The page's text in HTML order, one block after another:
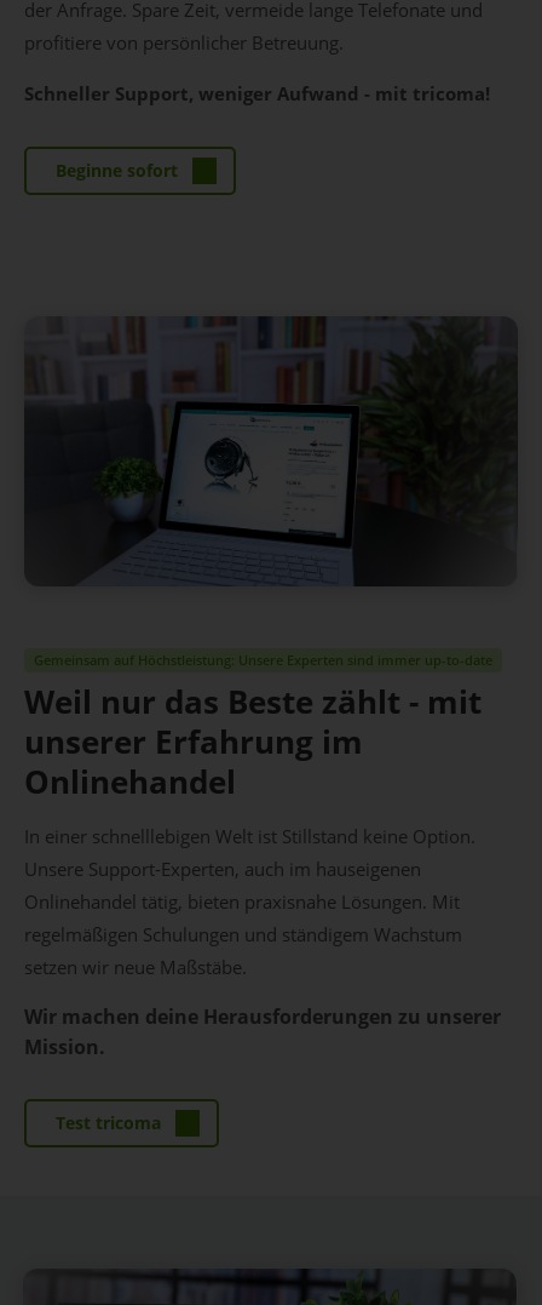
der Anfrage. Spare Zeit, vermeide lange Telefonate und
profitiere von persönlicher Betreuung.
Schneller Support, weniger Aufwand - mit tricoma!
Beginne sofort
Gemeinsam auf Höchstleistung: Unsere Experten sind immer up-to-date
Weil nur das Beste zählt - mit
unserer Erfahrung im
Onlinehandel
In einer schnelllebigen Welt ist Stillstand keine Option.
Unsere Support-Experten, auch im hauseigenen
Onlinehandel tätig, bieten praxisnahe Lösungen. Mit
regelmäßigen Schulungen und ständigem Wachstum
setzen wir neue Maßstäbe.
Wir machen deine Herausforderungen zu unserer
Mission.
Test tricoma